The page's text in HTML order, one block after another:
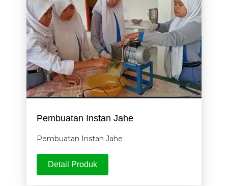
Pembuatan Instan Jahe
Pembuatan Instan Jahe
Detail Produk